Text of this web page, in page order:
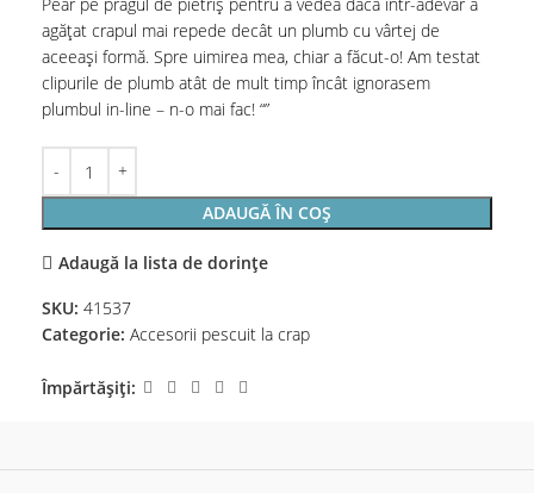
agățat crapul mai repede decât un plumb cu vârtej de
aceeași formă. Spre uimirea mea, chiar a făcut-o! Am testat
clipurile de plumb atât de mult timp încât ignorasem
plumbul in-line – n-o mai fac! “”
ADAUGĂ ÎN COȘ
Adaugă la lista de dorințe
SKU: 41537
Categorie: Accesorii pescuit la crap
Împărtășiți: